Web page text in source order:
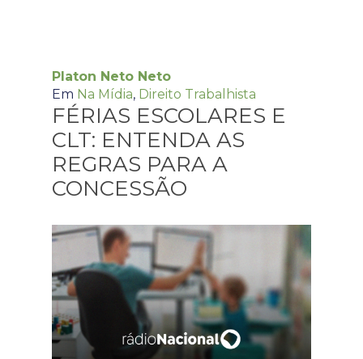
Platon Neto Neto
Em Na Mídia, Direito Trabalhista
FÉRIAS ESCOLARES E
CLT: ENTENDA AS
REGRAS PARA A
CONCESSÃO